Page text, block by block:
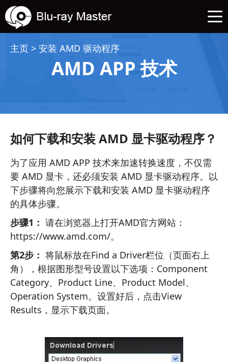
主页 > 安装 AMD 驱动程序
AMD APP 技术
如何下载和安装 AMD 显卡驱动程序？
为了应用 AMD APP 技术来加速转换速度，不仅需
要 AMD 显卡，还必须安装 AMD 显卡驱动程序。以
下步骤将向您展示下载和安装 AMD 显卡驱动程序
的具体步骤。
步骤1： 请在浏览器上打开AMD官方网站：
https://www.amd.com/。
第2步： 将鼠标放在Find a Driver栏位（页面右上
角），根据图形型号设置以下选项：Component
Category、Product Line、Product Model、
Operation System。设置好后，点击View
Results，显示下载页面。